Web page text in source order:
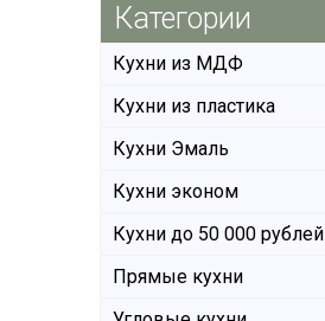
Категории
Кухни из МДФ
Кухни из пластика
Кухни Эмаль
Кухни эконом
Кухни до 50 000 рублей
Прямые кухни